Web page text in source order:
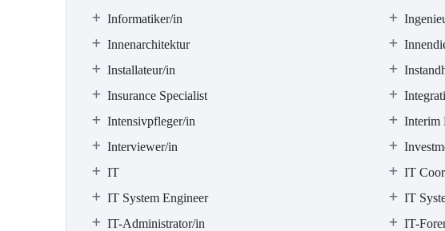
Informatiker/in
Innenarchitektur
Installateur/in
Insurance Specialist
Intensivpfleger/in
Interim
Interviewer/in
IT
IT
IT System Engineer
IT
IT-Administrator/in
IT-